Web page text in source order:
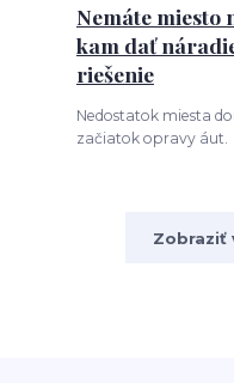
Nemáte miesto
kam dať
riešenie
Nedostatok miesta
začiatok opravy áut.
Zobraziť